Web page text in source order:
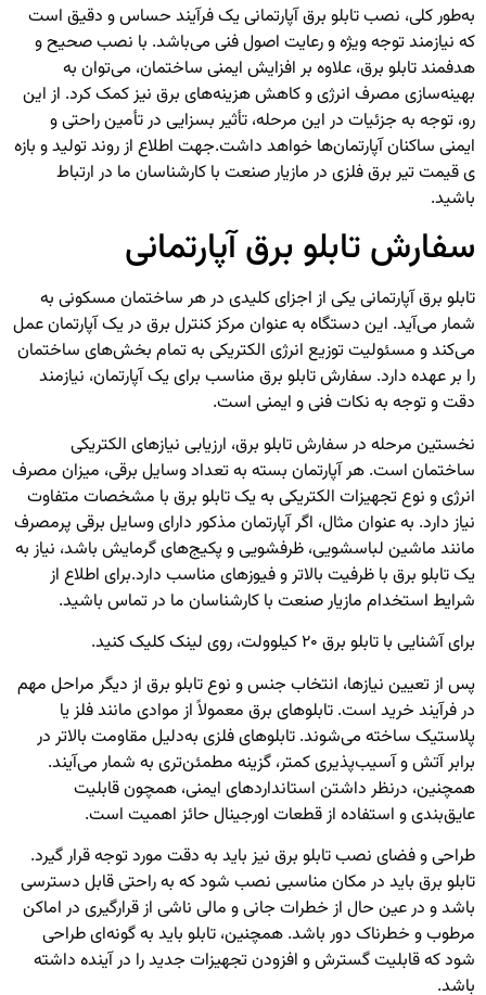
به‌طور کلی، نصب تابلو برق آپارتمانی یک فرآیند حساس و دقیق است
که نیازمند توجه ویژه و رعایت اصول فنی می‌باشد. با نصب صحیح و
هدفمند تابلو برق، علاوه بر افزایش ایمنی ساختمان، می‌توان به
بهینه‌سازی مصرف انرژی و کاهش هزینه‌های برق نیز کمک کرد. از این
رو، توجه به جزئیات در این مرحله، تأثیر بسزایی در تأمین راحتی و
ایمنی ساکنان آپارتمان‌ها خواهد داشت.جهت اطلاع از روند تولید و بازه
ی قیمتتیر برق فلزی در مازیار صنعت با کارشناسان ما در ارتباط
باشید.
سفارش تابلو برق آپارتمانی
تابلو برق آپارتمانی یکی از اجزای کلیدی در هر ساختمان مسکونی به
شمار می‌آید. این دستگاه به عنوان مرکز کنترل برق در یک آپارتمان عمل
می‌کند و مسئولیت توزیع انرژی الکتریکی به تمام بخش‌های ساختمان
را بر عهده دارد. سفارش تابلو برق مناسب برای یک آپارتمان، نیازمند
دقت و توجه به نکات فنی و ایمنی است.
نخستین مرحله در سفارش تابلو برق، ارزیابی نیازهای الکتریکی
ساختمان است. هر آپارتمان بسته به تعداد وسایل برقی، میزان مصرف
انرژی و نوع تجهیزات الکتریکی به یک تابلو برق با مشخصات متفاوت
نیاز دارد. به‌ عنوان مثال، اگر آپارتمان مذکور دارای وسایل برقی پرمصرف
مانند ماشین لباسشویی، ظرفشویی و پکیج‌های گرمایش باشد، نیاز به
یک تابلو برق با ظرفیت بالاتر و فیوزهای مناسب دارد.برای اطلاع از
شرایط استخدام مازیار صنعت با کارشناسان ما در تماس باشید.
برای آشنایی با تابلو برق ۲۰ کیلوولت
، روی لینک کلیک کنید.
پس از تعیین نیازها، انتخاب جنس و نوع تابلو برق از دیگر مراحل مهم
در فرآیند خرید است. تابلوهای برق معمولاً از موادی مانند فلز یا
پلاستیک ساخته می‌شوند. تابلوهای فلزی به‌دلیل مقاومت بالاتر در
برابر آتش و آسیب‌پذیری کمتر، گزینه مطمئن‌تری به شمار می‌آیند.
همچنین، درنظر داشتن استانداردهای ایمنی، همچون قابلیت
عایق‌بندی و استفاده از قطعات اورجینال حائز اهمیت است.
طراحی و فضای نصب تابلو برق نیز باید به دقت مورد توجه قرار گیرد.
تابلو برق باید در مکان مناسبی نصب شود که به راحتی قابل دسترسی
باشد و در عین حال از خطرات جانی و مالی ناشی از قرارگیری در اماکن
مرطوب و خطرناک دور باشد. همچنین، تابلو باید به گونه‌ای طراحی
شود که قابلیت گسترش و افزودن تجهیزات جدید را در آینده داشته
باشد.